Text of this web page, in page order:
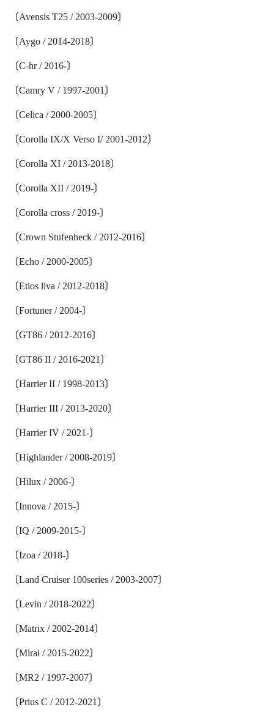
〔Avensis T25 / 2003-2009〕
〔Aygo / 2014-2018〕
〔C-hr / 2016-〕
〔Camry V / 1997-2001〕
〔Celica / 2000-2005〕
〔Corolla IX/X Verso I/ 2001-2012〕
〔Corolla XI / 2013-2018〕
〔Corolla XII / 2019-〕
〔Corolla cross / 2019-〕
〔Crown Stufenheck / 2012-2016〕
〔Echo / 2000-2005〕
〔Etios liva / 2012-2018〕
〔Fortuner / 2004-〕
〔GT86 / 2012-2016〕
〔GT86 II / 2016-2021〕
〔Harrier II / 1998-2013〕
〔Harrier III / 2013-2020〕
〔Harrier IV / 2021-〕
〔Highlander / 2008-2019〕
〔Hilux / 2006-〕
〔Innova / 2015-〕
〔IQ / 2009-2015-〕
〔Izoa / 2018-〕
〔Land Cruiser 100series / 2003-2007〕
〔Levin / 2018-2022〕
〔Matrix / 2002-2014〕
〔Mlrai / 2015-2022〕
〔MR2 / 1997-2007〕
〔Prius C / 2012-2021〕